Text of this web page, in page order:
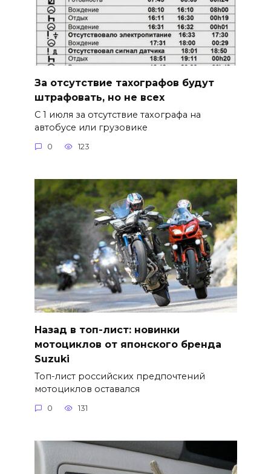
За отсутствие тахографов будут
штрафовать, но не всех
С 1 июля за отсутствие тахографа на
автобусе или грузовике
0 123
Назад в топ-лист: новинки
мотоциклов от японского бренда
Suzuki
Топ-лист российских предпочтений
мотоциклов оставался
0 131